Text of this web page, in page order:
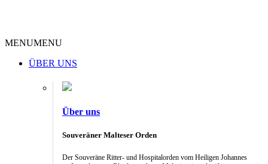
MENUMENU
ÜBER UNS
Über uns
Souveräner Malteser Orden
Der Souveräne Ritter- und Hospitalorden vom Heiligen Johannes